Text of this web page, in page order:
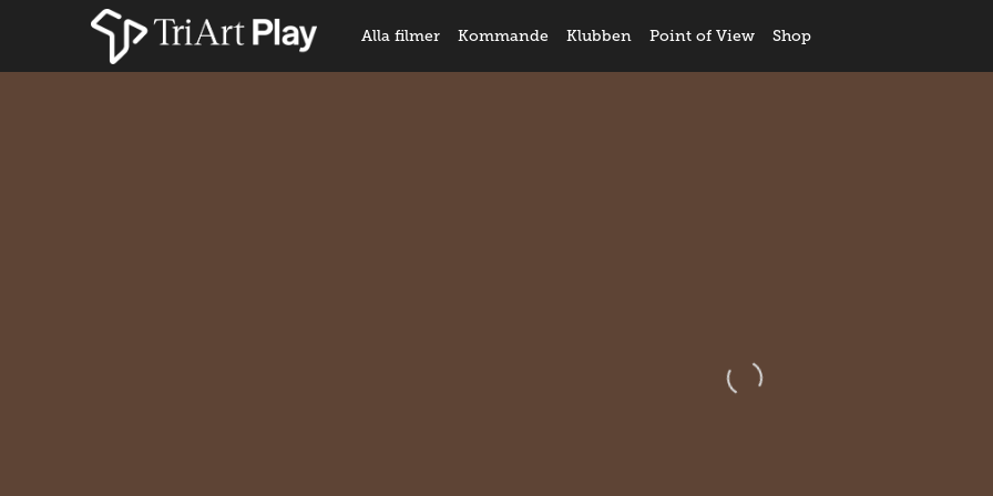
Alla filmer Kommande Klubben Point of View Shop